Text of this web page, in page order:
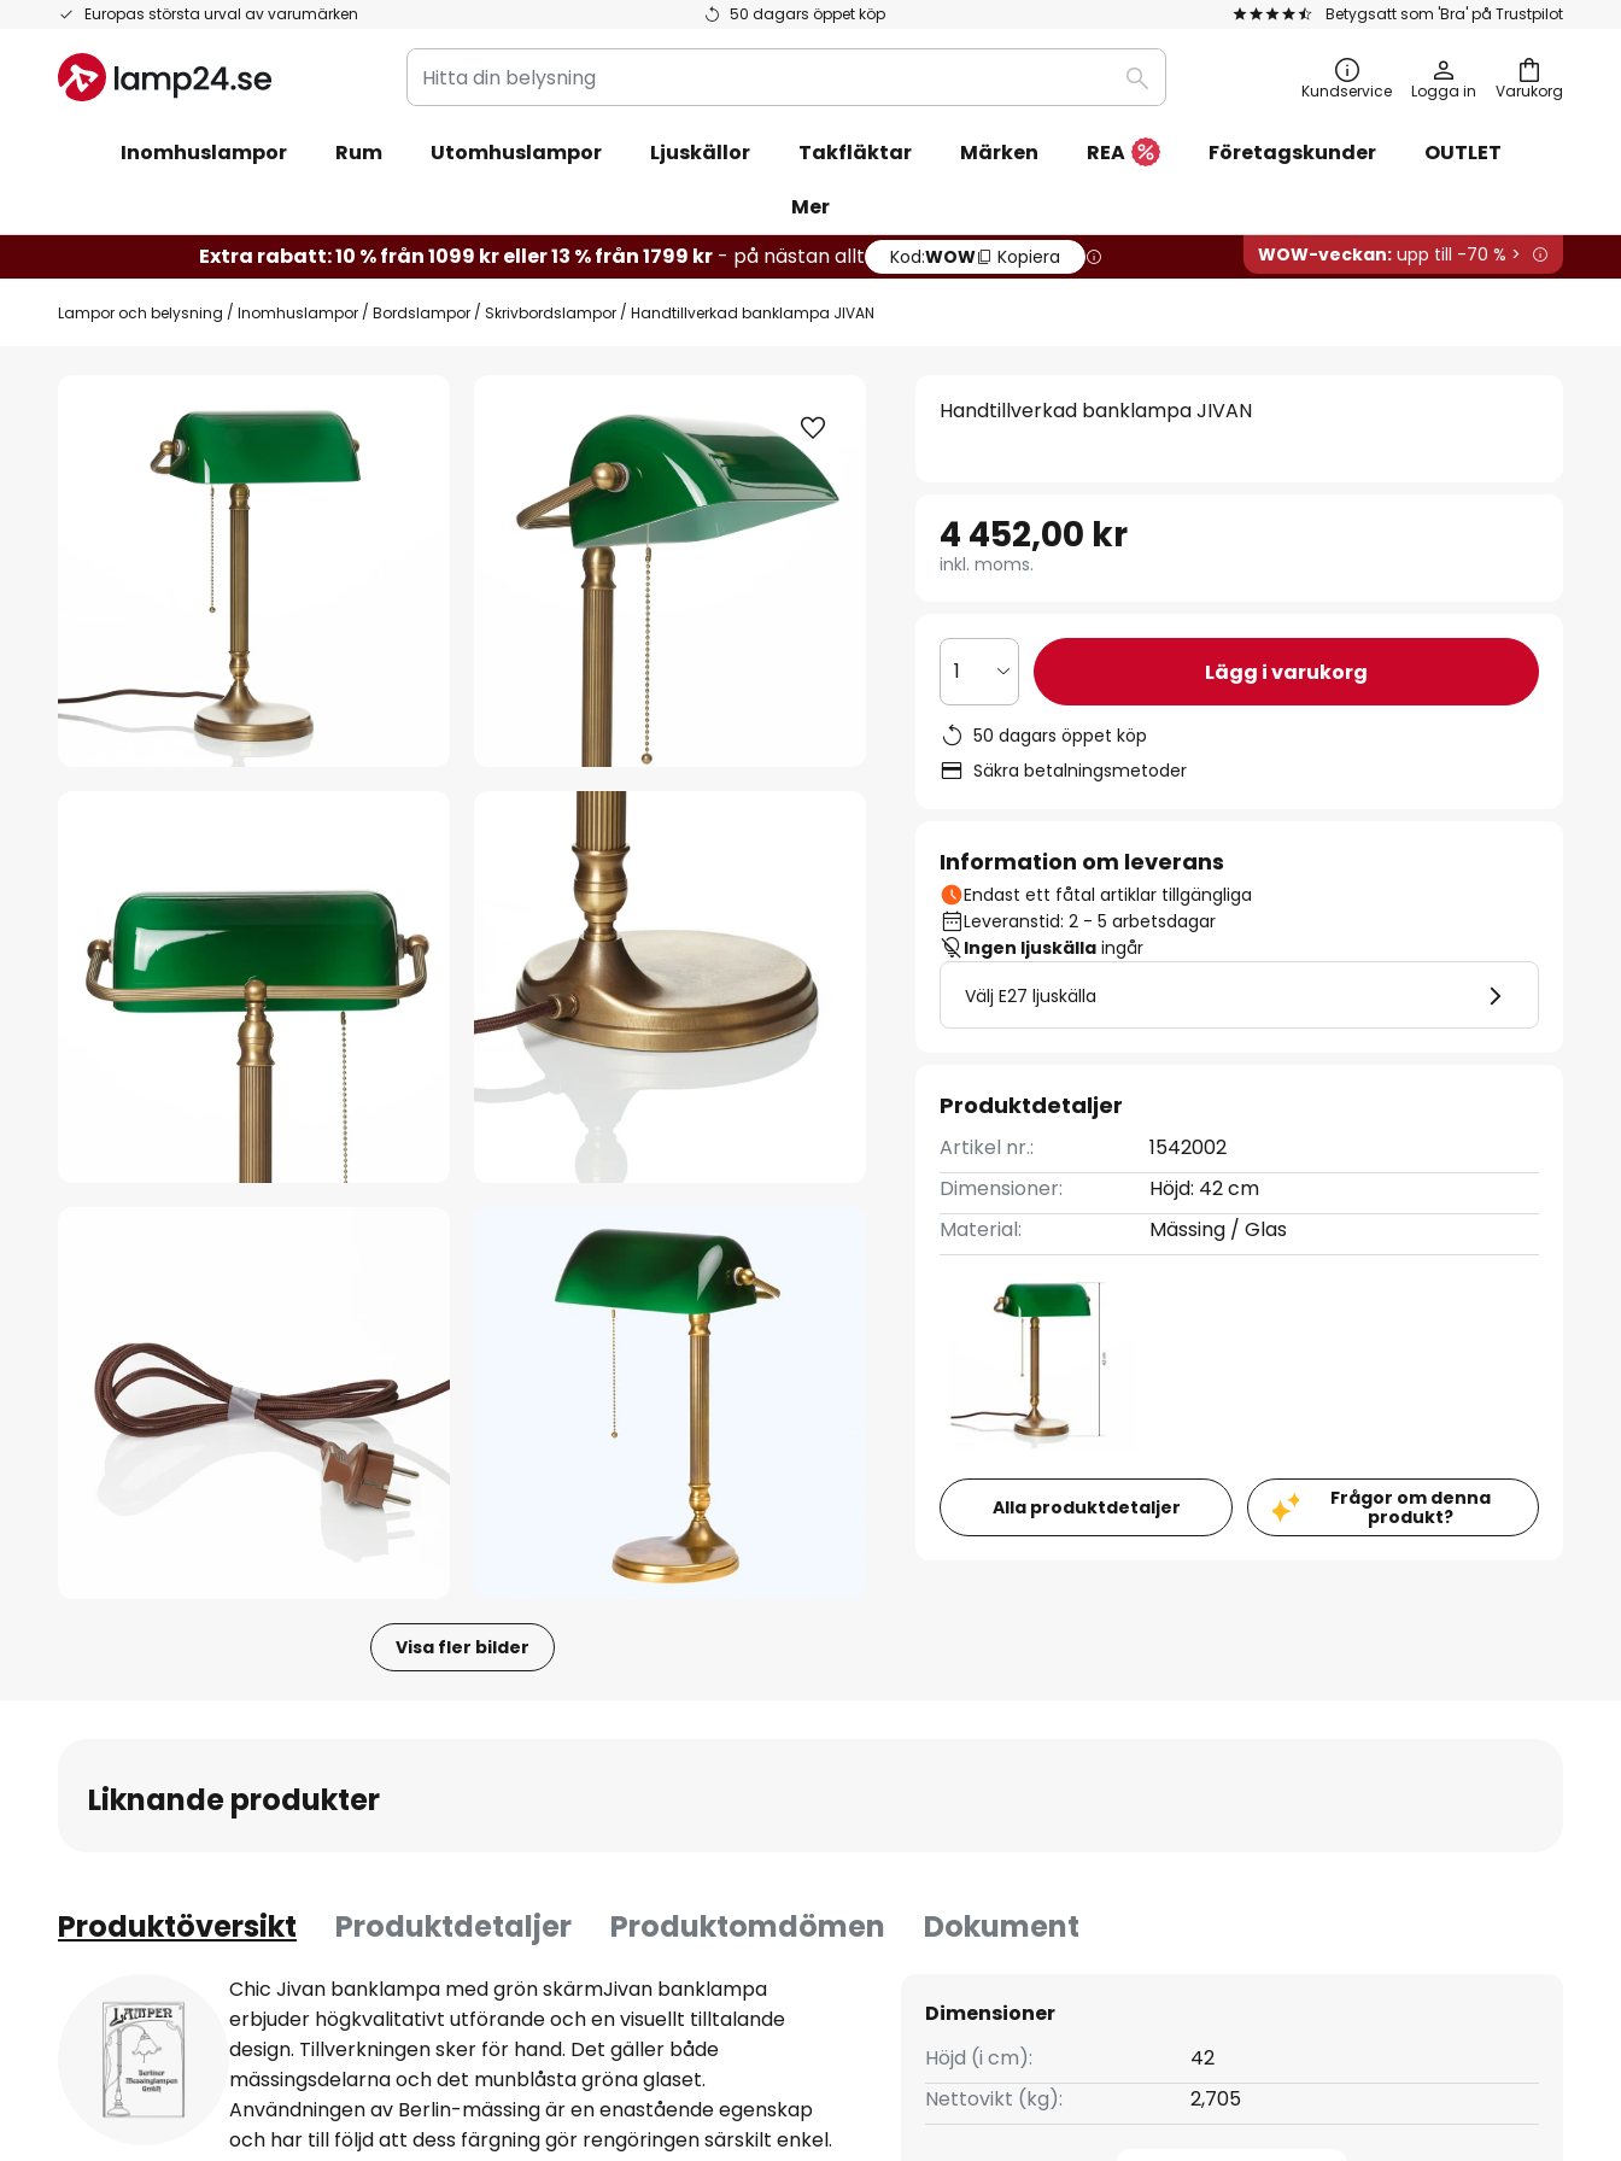
Europas största urval av varumärken 50 dagars öppet köp Betygsatt som 'Bra' på Trustpilot
Hoppa
innehållet
Varukorg
Hitta
din
Sök Kundservice Logga in
Inomhuslampor Rum Utomhuslampor Ljuskällor Takfläktar Märken REA Företagskunder
OUTLET
Mer
Extra rabatt: 10 % från 1099 kr eller 13 % från 1799 kr - på nästan allt Kod:WOW Kopiera WOW-veckan: upp till -70 % >
Lampor och belysning Inomhuslampor Bordslampor Skrivbordslampor Handtillverkad banklampa JIVAN
Visa fler bilder
bildgalleriet
Handtillverkad banklampa JIVAN
4 452,00 kr
inkl. moms.
1 Lägg i varukorg
50 dagars öppet köp
Säkra betalningsmetoder
Information om leverans
Endast ett fåtal artiklar tillgängliga
Leveranstid: 2 - 5 arbetsdagar
Ingen ljuskälla ingår
Välj E27 ljuskälla
Produktdetaljer
Artikel nr.:
1542002
Dimensioner:
Höjd: 42 cm
Material:
Mässing / Glas
Alla produktdetaljer
Frågor om denna
produkt?
Liknande produkter
Produktöversikt Produktdetaljer Produktomdömen Dokument
Chic Jivan banklampa med grön skärmJivan banklampa
erbjuder högkvalitativt utförande och en visuellt tilltalande
design. Tillverkningen sker för hand. Det gäller både
mässingsdelarna och det munblåsta gröna glaset.
Användningen av Berlin-mässing är en enastående egenskap
och har till följd att dess färgning gör rengöringen särskilt enkel.
Dimensioner
Höjd (i cm):
42
Nettovikt (kg):
2,705